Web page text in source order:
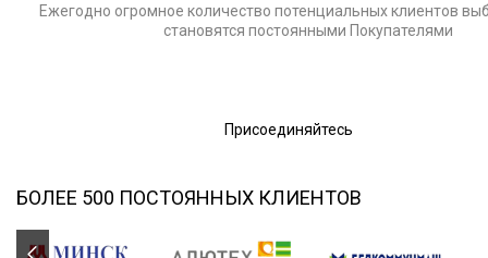
Ежегодно огромное количество потенциальных клиентов
становятся постоянными Покупателями
Присоединяйтесь
БОЛЕЕ 500 ПОСТОЯННЫХ КЛИЕНТОВ